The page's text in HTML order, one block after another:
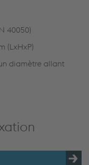
40050)
(LxHxP)
diamètre allant